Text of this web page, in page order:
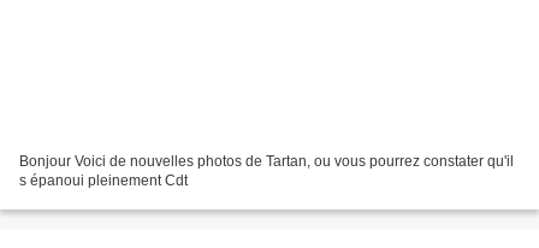
Bonjour Voici de nouvelles photos de Tartan, ou vous pourrez constater qu'il
s épanoui pleinement Cdt